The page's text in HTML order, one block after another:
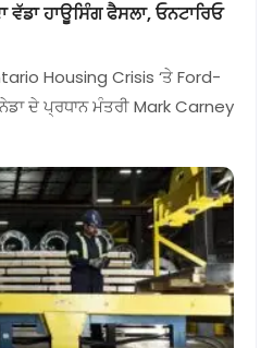
ਵੱਡਾ ਹਾਊਸਿੰਗ ਫੈਸਲਾ, ਓਨਟਾਰਿਓ
Housing Crisis ‘ਤੇ Ford-
ਦੇ ਪ੍ਰਧਾਨ ਮੰਤਰੀ Mark Carney